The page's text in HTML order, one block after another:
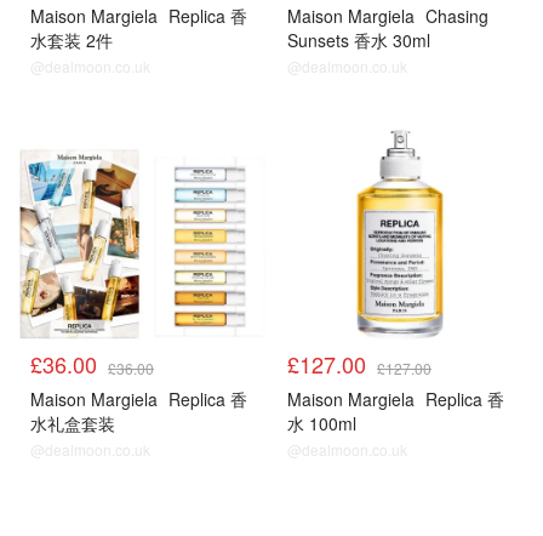
Maison Margiela Replica 香
水套装 2件
@dealmoon.co.uk
Maison Margiela Chasing
Sunsets 香水 30ml
@dealmoon.co.uk
£36.00 £36.00
Maison Margiela Replica 香
水礼盒套装
@dealmoon.co.uk
£127.00 £127.00
Maison Margiela Replica 香
水 100ml
@dealmoon.co.uk